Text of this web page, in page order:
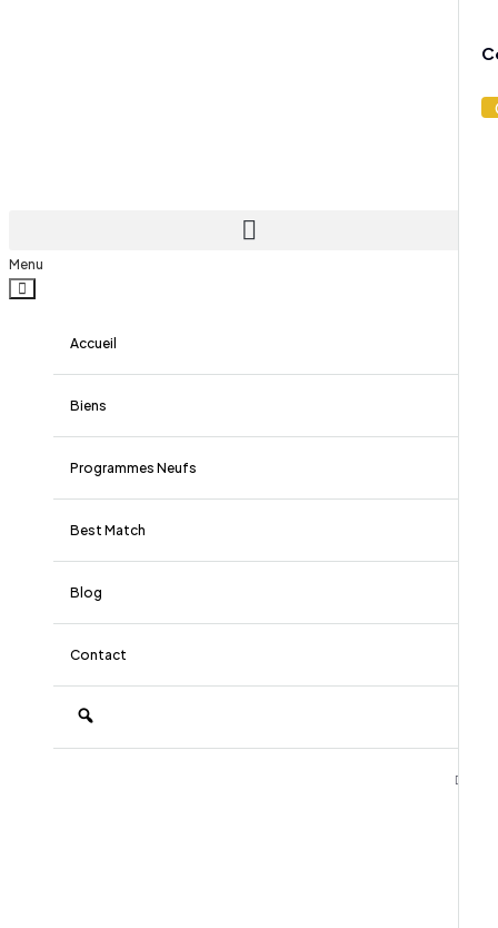
Menu
Accueil
Biens
Programmes Neufs
Best Match
Blog
Contact